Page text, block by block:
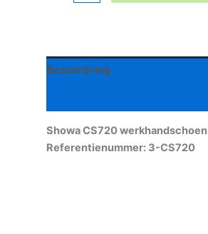
Beschrijving
Showa CS720 werkhandschoen
Referentienummer: 3-CS720